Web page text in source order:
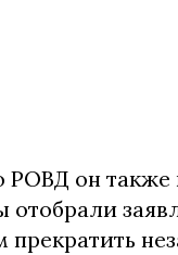
он также
отобрали